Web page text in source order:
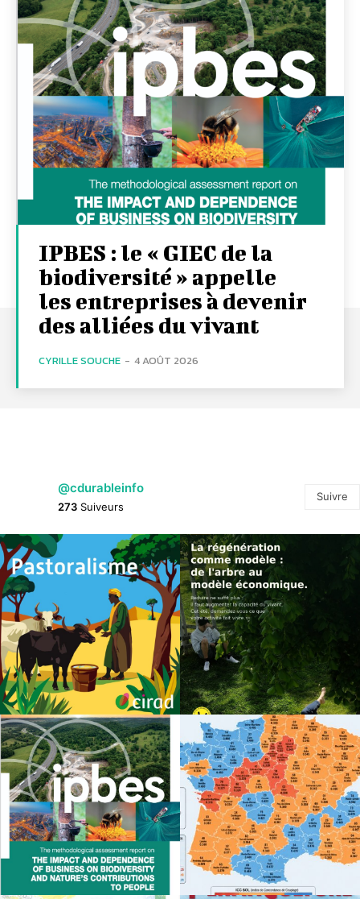
IPBES : le « GIEC de la
biodiversité » appelle
les entreprises à devenir
des alliées du vivant
CYRILLE SOUCHE - 4 AOÛT 2026
@cdurableinfo
273 Suiveurs
Suivre